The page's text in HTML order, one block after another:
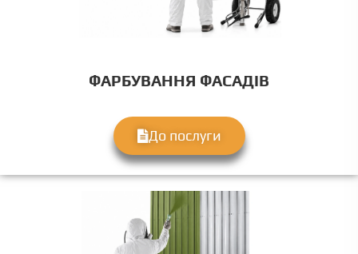
ФАРБУВАННЯ ФАСАДІВ
До послуги